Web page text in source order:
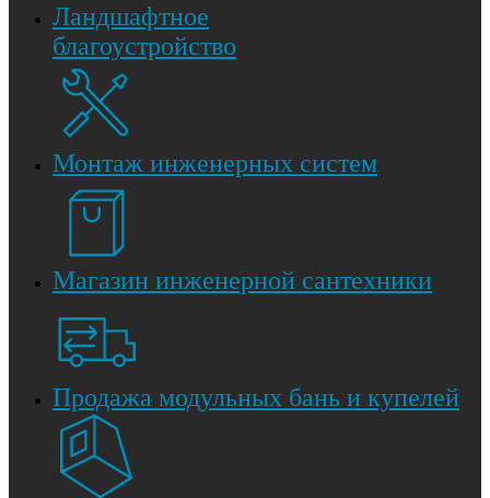
Ландшафтное
благоустройство
Монтаж инженерных систем
Магазин инженерной сантехники
Продажа модульных бань и купелей